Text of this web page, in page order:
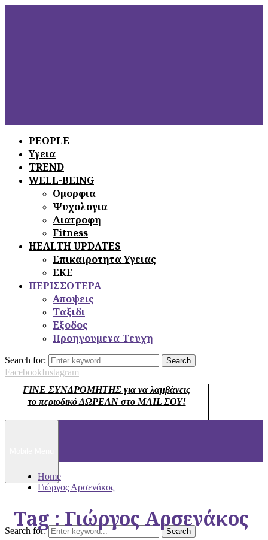
PEOPLE
Υγεια
TREND
WELL-BEING
Ομορφια
Ψυχολογια
Διατροφη
Fitness
HEALTH UPDATES
Επικαιροτητα Υγειας
ΕΚΕ
ΠΕΡΙΣΣΟΤΕΡΑ
Αποψεις
Ταξιδι
Εξοδος
Προηγουμενα Τευχη
Search for: Search
FacebookInstagram
ΓΙΝΕ ΣΥΝΔΡΟΜΗΤΗΣ για να λαμβάνεις
το περιοδικό ΔΩΡΕΑΝ στο MAIL ΣΟΥ!
Search for: Search
Home
Γιώργος Αρσενάκος
Tag : Γιώργος Αρσενάκος